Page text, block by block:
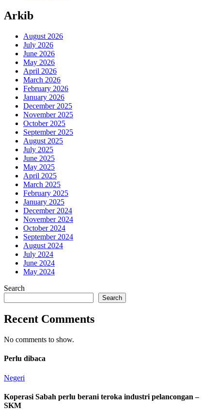
Arkib
August 2026
July 2026
June 2026
May 2026
April 2026
March 2026
February 2026
January 2026
December 2025
November 2025
October 2025
September 2025
August 2025
July 2025
June 2025
May 2025
April 2025
March 2025
February 2025
January 2025
December 2024
November 2024
October 2024
September 2024
August 2024
July 2024
June 2024
May 2024
Search
Search
Recent Comments
No comments to show.
Perlu dibaca
Negeri
Koperasi Sabah perlu berani teroka industri pelancongan –
SKM